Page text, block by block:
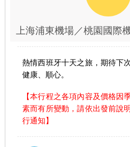
上海浦東機場／桃園國際
熱情西班牙十天之旅，期待下
健康、順心。
【本行程之各項內容及價格因
素而有所變動，請依出發前說
行通知】